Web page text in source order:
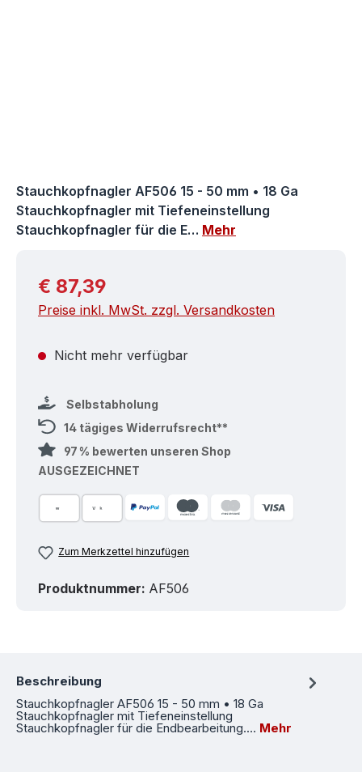
Stauchkopfnagler AF506 15 - 50 mm • 18 Ga
Stauchkopfnagler mit Tiefeneinstellung
Stauchkopfnagler für die E… Mehr
Regulärer Preis:
€ 87,39
Preise inkl. MwSt. zzgl. Versandkosten
Nicht mehr verfügbar
Selbstabholung
14 tägiges Widerrufsrecht**
97 % bewerten unseren Shop
AUSGEZEICHNET
Zum Merkzettel hinzufügen
Produktnummer: AF506
Beschreibung
Stauchkopfnagler AF506 15 - 50 mm • 18 Ga
Stauchkopfnagler mit Tiefeneinstellung
Stauchkopfnagler für die Endbearbeitung.… Mehr